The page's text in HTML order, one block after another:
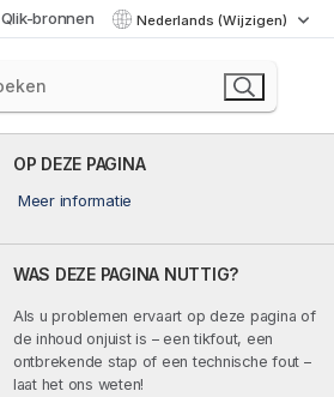
Qlik-bronnen Nederlands (Wijzigen)
OP DEZE PAGINA
Meer informatie
WAS DEZE PAGINA NUTTIG?
Als u problemen ervaart op deze pagina of
de inhoud onjuist is – een tikfout, een
ontbrekende stap of een technische fout –
laat het ons weten!